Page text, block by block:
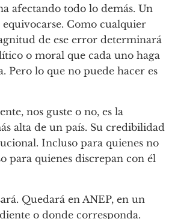
afectando todo lo demás. Un
Como cualquier
de ese error determinará
o moral que cada uno haga
Pero lo que no puede hacer es
nos guste o no, es la
alta de un país. Su credibilidad
Incluso para quienes no
para quienes discrepan con él
Quedará en ANEP, en un
o donde corresponda.